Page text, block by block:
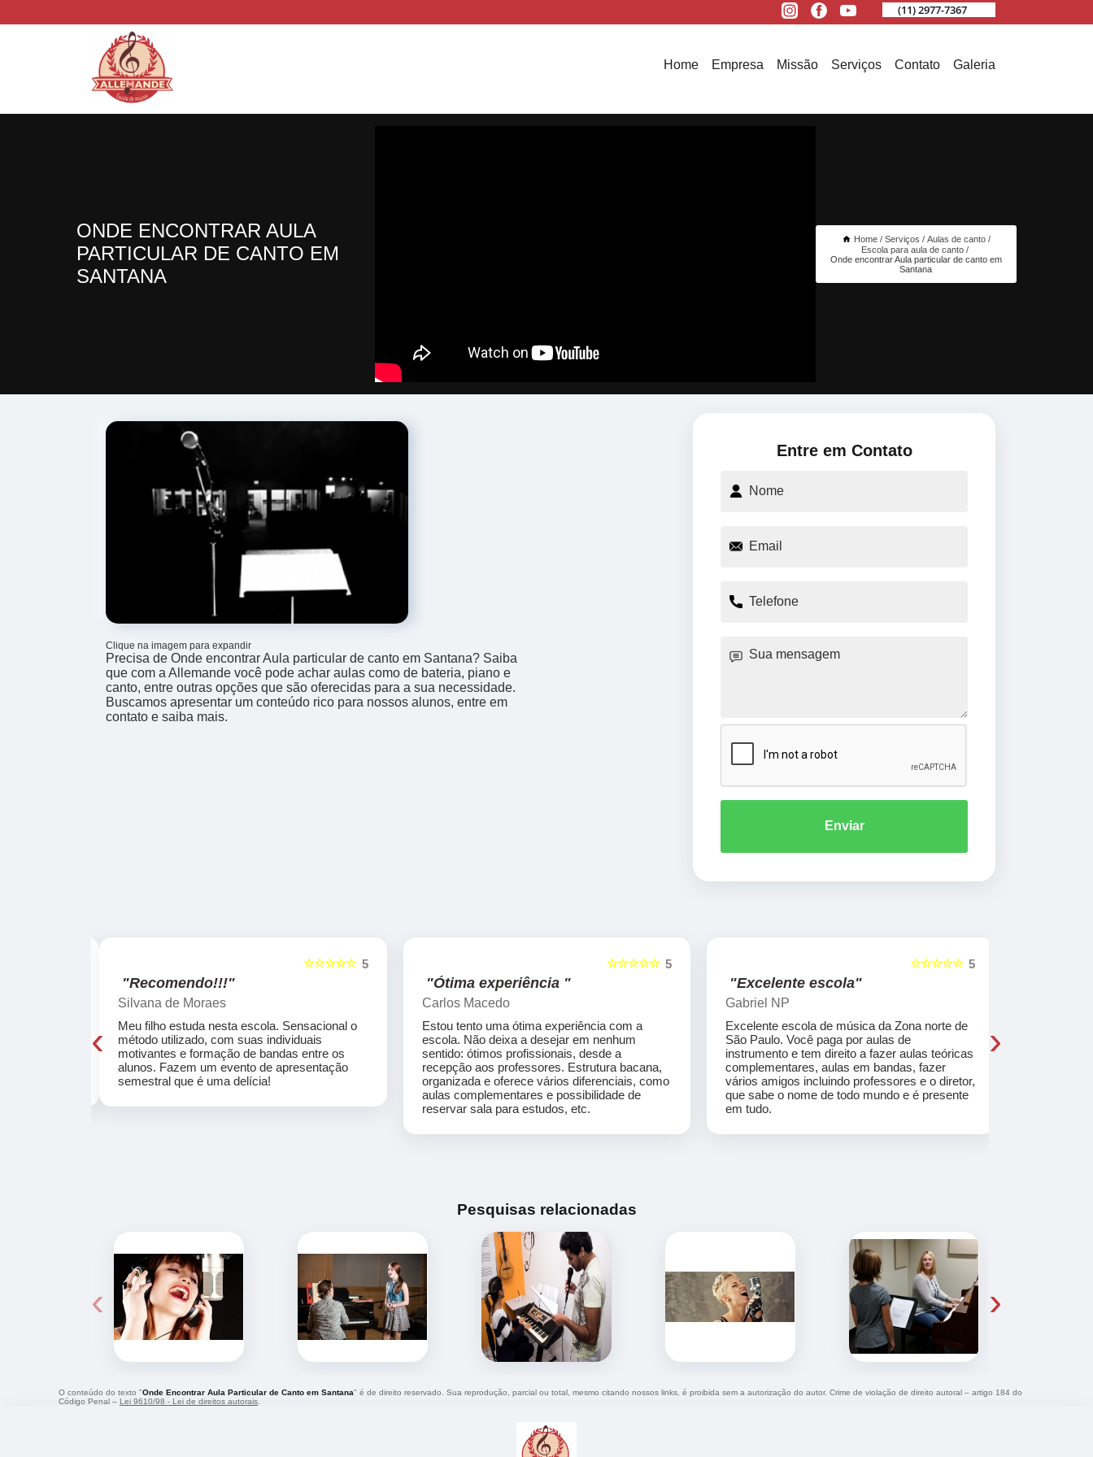
(11) 2977-7367
Home Empresa Missão Serviços Contato Galeria
ONDE ENCONTRAR AULA
PARTICULAR DE CANTO EM
SANTANA
Home Serviços
Aulas de canto
Escola para aula de canto
Onde encontrar Aula particular de canto em
Santana
Clique na imagem para expandir
Precisa de Onde encontrar Aula particular de canto em Santana? Saiba
que com a Allemande você pode achar aulas como de bateria, piano e
canto, entre outras opções que são oferecidas para a sua necessidade.
Buscamos apresentar um conteúdo rico para nossos alunos, entre em
contato e saiba mais.
Entre em Contato
Enviar
5
☆☆☆☆☆
"Recomendo!!!"
Silvana de Moraes
Meu filho estuda nesta escola. Sensacional o
método utilizado, com suas individuais
motivantes e formação de bandas entre os
alunos. Fazem um evento de apresentação
semestral que é uma delícia!
5
☆☆☆☆☆
"Ótima experiência "
Carlos Macedo
Estou tento uma ótima experiência com a
escola. Não deixa a desejar em nenhum
sentido: ótimos profissionais, desde a
recepção aos professores. Estrutura bacana,
organizada e oferece vários diferenciais, como
aulas complementares e possibilidade de
reservar sala para estudos, etc.
5
☆☆☆☆☆
"Excelente escola"
Gabriel NP
Excelente escola de música da Zona norte de
São Paulo. Você paga por aulas de
instrumento e tem direito a fazer aulas teóricas
complementares, aulas em bandas, fazer
vários amigos incluindo professores e o diretor,
que sabe o nome de todo mundo e é presente
em tudo.
‹ ›
Pesquisas relacionadas
‹ ›
O conteúdo do texto "Onde Encontrar Aula Particular de Canto em Santana" é de direito reservado. Sua reprodução, parcial ou total, mesmo citando nossos links, é proibida sem a autorização do autor. Crime de violação de direito autoral – artigo 184 do
Código Penal – Lei 9610/98 - Lei de direitos autorais